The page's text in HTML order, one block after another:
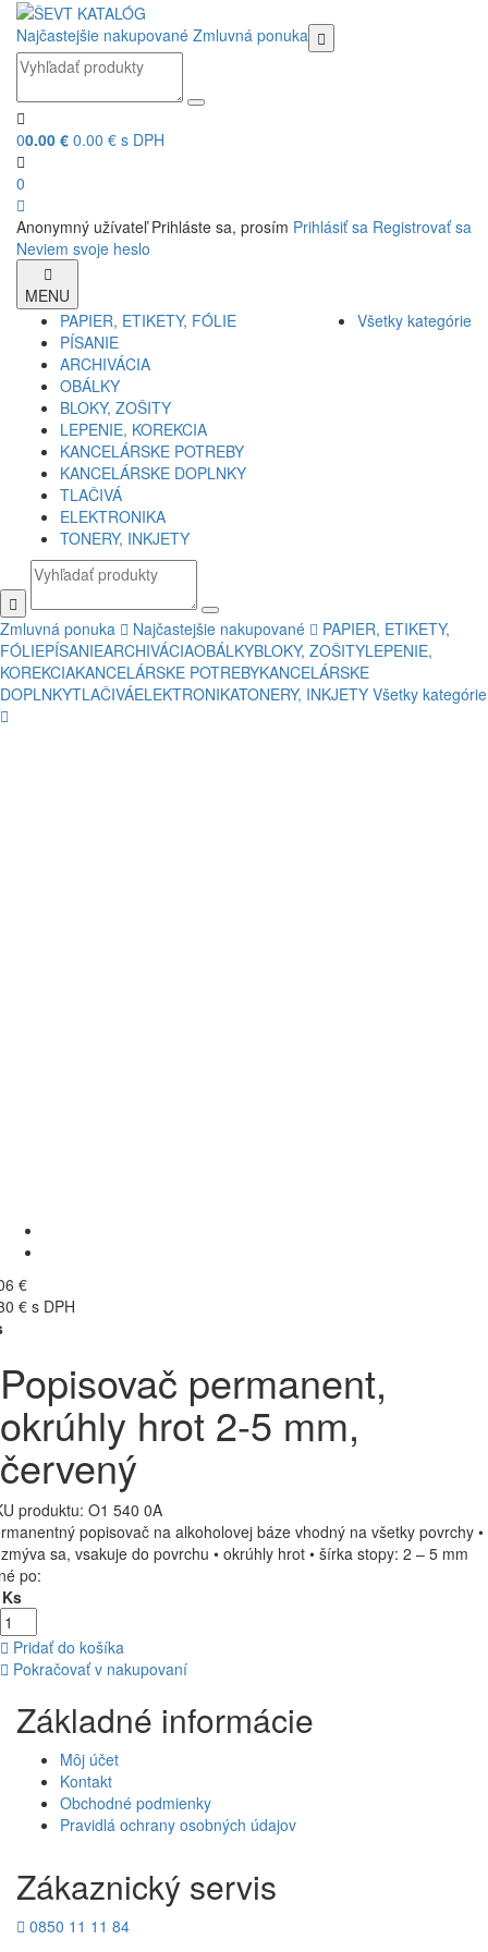
Najčastejšie nakupované Zmluvná ponuka
00.00 € 0.00 € s DPH
0
Anonymný užívateľ Prihláste sa, prosím Prihlásiť sa Registrovať sa
Neviem svoje heslo
MENU
PAPIER, ETIKETY, FÓLIE
PÍSANIE
ARCHIVÁCIA
OBÁLKY
BLOKY, ZOŠITY
LEPENIE, KOREKCIA
KANCELÁRSKE POTREBY
KANCELÁRSKE DOPLNKY
TLAČIVÁ
ELEKTRONIKA
TONERY, INKJETY
Všetky kategórie
Zmluvná ponuka Najčastejšie nakupované
PAPIER, ETIKETY,
FÓLIEPÍSANIEARCHIVÁCIAOBÁLKYBLOKY, ZOŠITYLEPENIE,
KOREKCIAKANCELÁRSKE POTREBYKANCELÁRSKE
DOPLNKYTLAČIVÁELEKTRONIKATONERY, INKJETY Všetky kategórie
€
€ s DPH
Popisovač permanent,
okrúhly hrot 2-5 mm,
červený
produktu: O1 540 0A
popisovač na alkoholovej báze vhodný na všetky povrchy •
sa, vsakuje do povrchu • okrúhly hrot • šírka stopy: 2 – 5 mm
po:
Pridať do košíka
Pokračovať v nakupovaní
Základné informácie
Môj účet
Kontakt
Obchodné podmienky
Pravidlá ochrany osobných údajov
Zákaznický servis
0850 11 11 84